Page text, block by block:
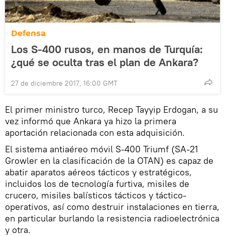
Defensa
Los S-400 rusos, en manos de Turquía:
¿qué se oculta tras el plan de Ankara?
27 de diciembre 2017, 16:00 GMT
El primer ministro turco, Recep Tayyip Erdogan, a su
vez informó que Ankara ya hizo la primera
aportación relacionada con esta adquisición.
El sistema antiaéreo móvil S-400 Triumf (SA-21
Growler en la clasificación de la OTAN) es capaz de
abatir aparatos aéreos tácticos y estratégicos,
incluidos los de tecnología furtiva, misiles de
crucero, misiles balísticos tácticos y táctico-
operativos, así como destruir instalaciones en tierra,
en particular burlando la resistencia radioelectrónica
y otra.